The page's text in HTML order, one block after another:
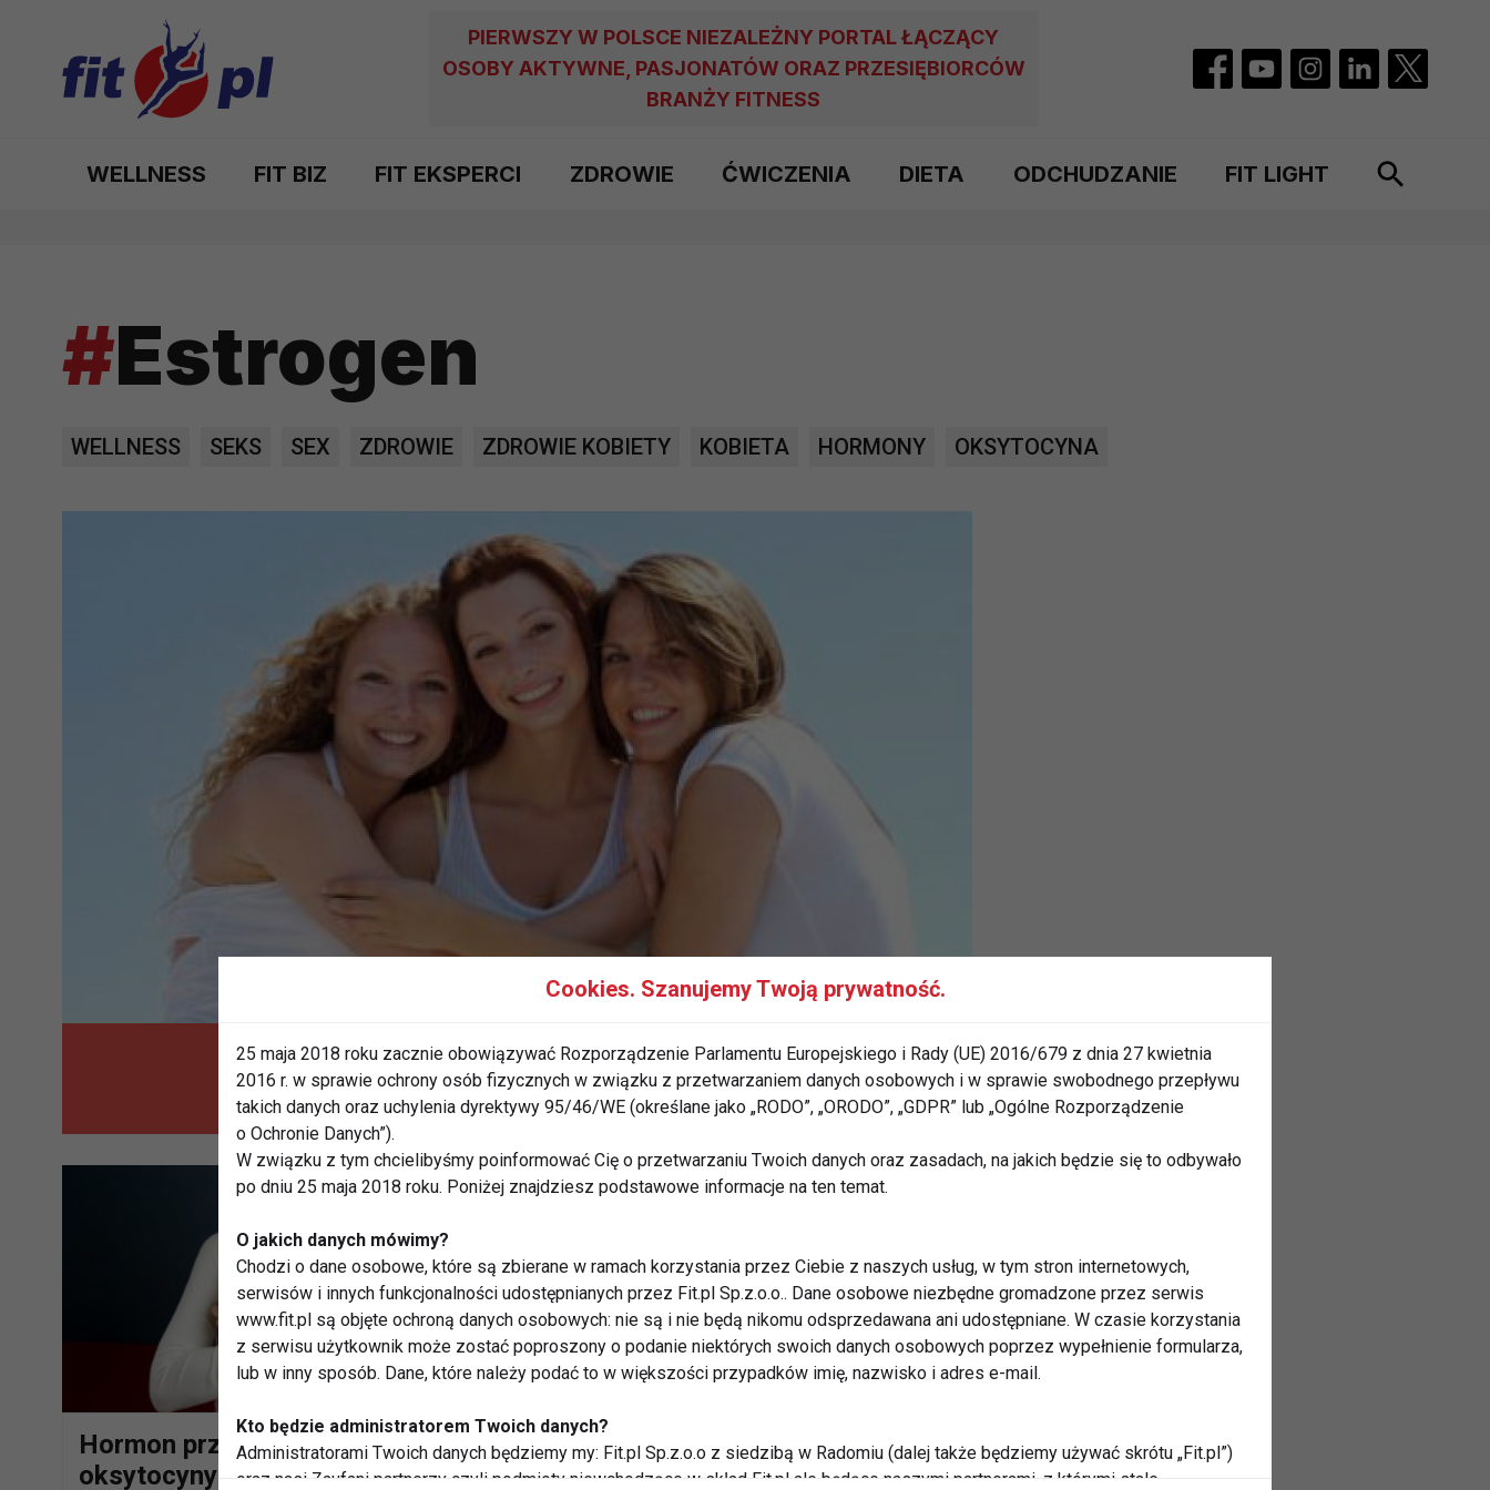
PIERWSZY W POLSCE NIEZALEŻNY PORTAL ŁĄCZĄCY
OSOBY AKTYWNE, PASJONATÓW ORAZ PRZESIĘBIORCÓW
BRANŻY FITNESS
WELLNESS FIT BIZ FIT EKSPERCI ZDROWIE ĆWICZENIA DIETA ODCHUDZANIE FIT LIGHT
#Estrogen
WELLNESS SEKS SEX ZDROWIE ZDROWIE KOBIETY KOBIETA HORMONY OKSYTOCYNA
Estrogeny – źródło kobiecości
Hormon przytulania, czyli rola
oksytocyny w relacji partnerskiej
Antykoncepcja na zdrowie?
Plaster
Cookies. Szanujemy Twoją prywatność.
25 maja 2018 roku zacznie obowiązywać Rozporządzenie Parlamentu Europejskiego i Rady (UE) 2016/679 z dnia 27 kwietnia
2016 r. w sprawie ochrony osób fizycznych w związku z przetwarzaniem danych osobowych i w sprawie swobodnego przepływu
takich danych oraz uchylenia dyrektywy 95/46/WE (określane jako „RODO”, „ORODO”, „GDPR” lub „Ogólne Rozporządzenie
o Ochronie Danych”).
W związku z tym chcielibyśmy poinformować Cię o przetwarzaniu Twoich danych oraz zasadach, na jakich będzie się to odbywało
po dniu 25 maja 2018 roku. Poniżej znajdziesz podstawowe informacje na ten temat.
O jakich danych mówimy?
Chodzi o dane osobowe, które są zbierane w ramach korzystania przez Ciebie z naszych usług, w tym stron internetowych,
serwisów i innych funkcjonalności udostępnianych przez Fit.pl Sp.z.o.o.. Dane osobowe niezbędne gromadzone przez serwis
www.fit.pl są objęte ochroną danych osobowych: nie są i nie będą nikomu odsprzedawana ani udostępniane. W czasie korzystania
z serwisu użytkownik może zostać poproszony o podanie niektórych swoich danych osobowych poprzez wypełnienie formularza,
lub w inny sposób. Dane, które należy podać to w większości przypadków imię, nazwisko i adres e-mail.
Kto będzie administratorem Twoich danych?
Administratorami Twoich danych będziemy my: Fit.pl Sp.z.o.o z siedzibą w Radomiu (dalej także będziemy używać skrótu „Fit.pl”)
oraz nasi Zaufani partnerzy czyli podmioty niewchodzące w skład Fit.pl ale będące naszymi partnerami, z którymi stale